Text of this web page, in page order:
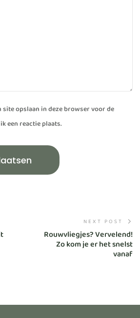
site opslaan in deze browser voor de
een reactie plaats.
NEXT POST
Rouwvliegjes? Vervelend!
Zo kom je er het snelst
vanaf